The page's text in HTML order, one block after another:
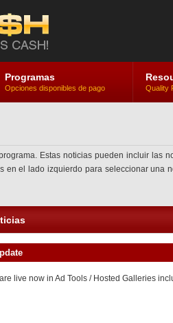
Programas
Opciones disponibles de pago Quality
Estas noticias pueden incluir
el lado izquierdo para seleccionar
live now in Ad Tools / Hosted Galleries